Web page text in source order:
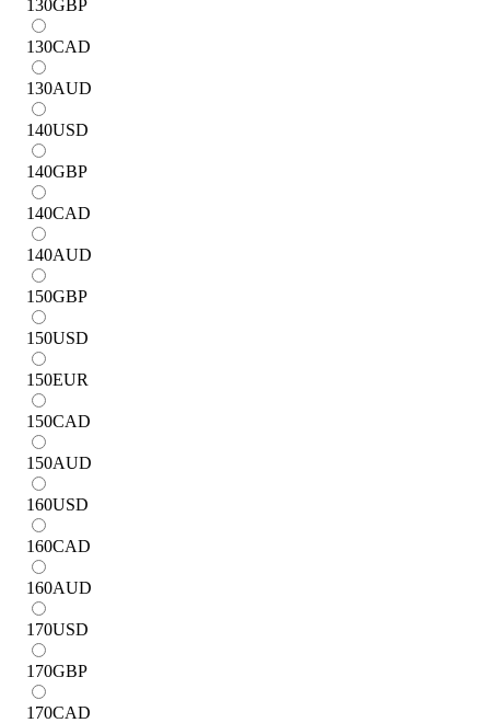
130GBP
130CAD
130AUD
140USD
140GBP
140CAD
140AUD
150GBP
150USD
150EUR
150CAD
150AUD
160USD
160CAD
160AUD
170USD
170GBP
170CAD